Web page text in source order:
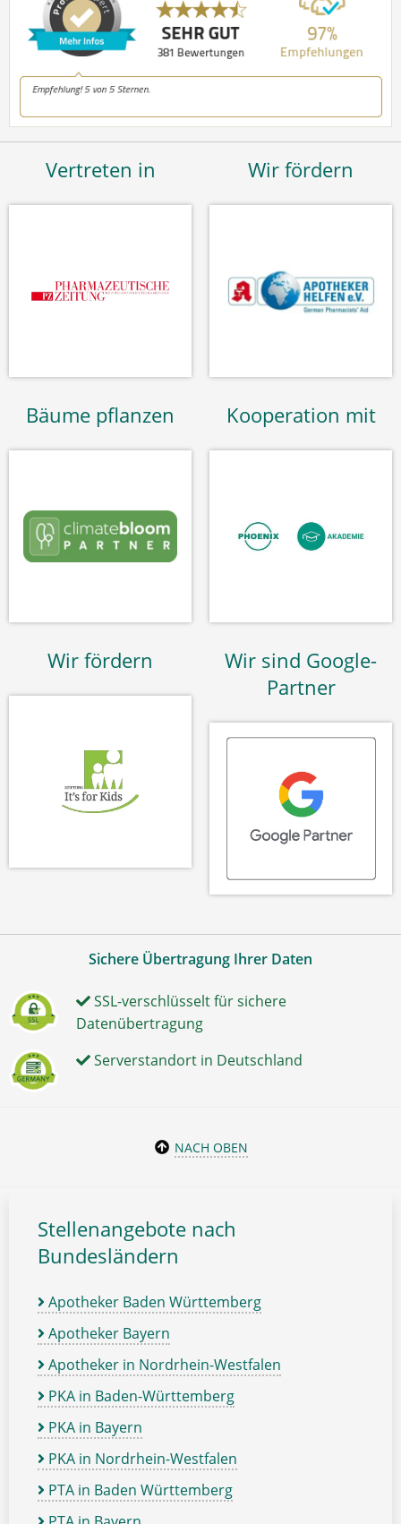
Vertreten in Wir fördern
Bäume pflanzen Kooperation mit
Wir fördern
Wir sind Google-
Partner
Sichere Übertragung Ihrer Daten
SSL-verschlüsselt für sichere
Datenübertragung
Serverstandort in Deutschland
NACH OBEN
Stellenangebote nach
Bundesländern
Apotheker Baden Württemberg
Apotheker Bayern
Apotheker in Nordrhein-Westfalen
PKA in Baden-Württemberg
PKA in Bayern
PKA in Nordrhein-Westfalen
PTA in Baden Württemberg